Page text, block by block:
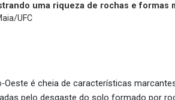
uma riqueza de rochas e
UFC
Oeste é cheia de características
pelo desgaste do solo formado por